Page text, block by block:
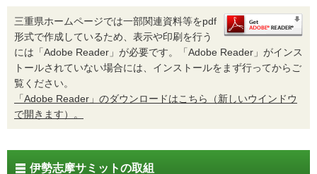
三重県ホームページでは一部関連資料等をpdf
形式で作成しているため、表示や印刷を行う
には「Adobe Reader」が必要です。「Adobe Reader」がインス
トールされていない場合には、インストールをまず行ってからご
覧ください。
「Adobe Reader」のダウンロードはこちら（新しいウインドウ
で開きます）。
伊勢志摩サミットの取組